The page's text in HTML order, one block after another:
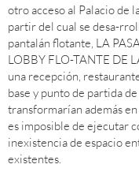
otro acceso al Palacio de
partir del cual se desa-
pantalán flotante, LA
LOBBY FLO-TANTE DE
una recepción,
base y punto de partida
transformarían además
es imposible de ejecutar
inexistencia de espacio
existentes.